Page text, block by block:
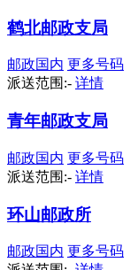
鹤北邮政支局
邮政国内 更多号码
派送范围:- 详情
青年邮政支局
邮政国内 更多号码
派送范围:- 详情
环山邮政所
邮政国内 更多号码